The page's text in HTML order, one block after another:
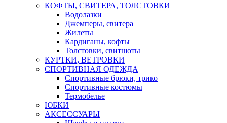
КОФТЫ, СВИТЕРА, ТОЛСТОВКИ
Водолазки
Джемперы, свитера
Жилеты
Кардиганы, кофты
Толстовки, свитшоты
КУРТКИ, ВЕТРОВКИ
СПОРТИВНАЯ ОДЕЖДА
Спортивные брюки, трико
Спортивные костюмы
Термобелье
ЮБКИ
AКСЕССУАРЫ